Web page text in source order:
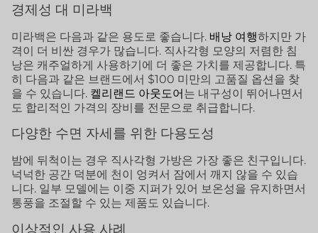
경제성 대 미라백
미라백은 다음과 같은 용도로 좋습니다. 배낭 여행하지만 가
격이 더 비싼 경우가 많습니다. 직사각형 모양의 저렴한 침
낭은 캐주얼하게 사용하기에 더 좋은 가치를 제공합니다. 특
히 다음과 같은 브랜드에서 $100 미만의 고품질 옵션을 찾
을 수 있습니다. 켈리랜드 아웃도어는 내구성이 뛰어나면서
도 합리적인 가격의 장비를 전문으로 취급합니다.
다양한 수면 자세를 위한 다용도성
밤에 뒤척이는 경우 직사각형 가방은 가장 좋은 친구입니다.
넉넉한 공간 덕분에 천이 엉켜서 잠에서 깨지 않을 수 있습
니다. 일부 모델에는 이중 지퍼가 있어 보온성을 유지하면서
통풍을 조절할 수 있는 제품도 있습니다.
이상적인 사용 사례